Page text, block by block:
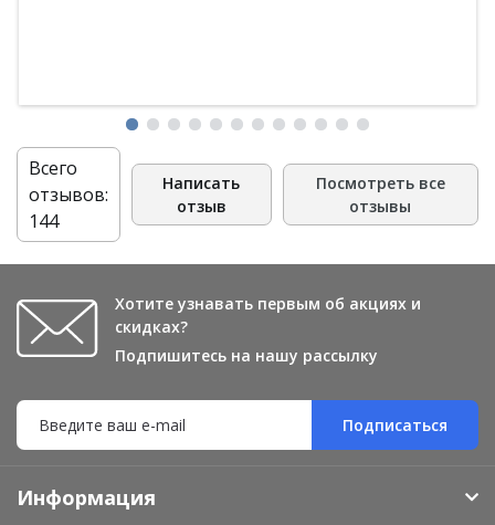
Всего
отзывов:
144
Написать
отзыв
Посмотреть все
отзывы
Хотите узнавать первым об акциях и
скидках?
Подпишитесь на нашу рассылку
Подписаться
Информация